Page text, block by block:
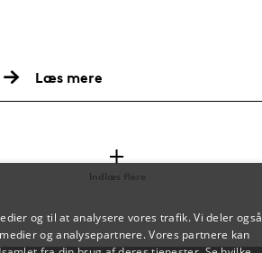
Læs mere
Indlæs flere
og til at analysere vores trafik. Vi deler også
og analysepartnere. Vores partnere kan